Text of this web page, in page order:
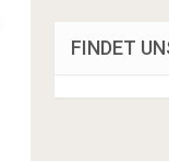
FINDET